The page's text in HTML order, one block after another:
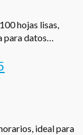
hojas lisas,
para datos…
ideal para